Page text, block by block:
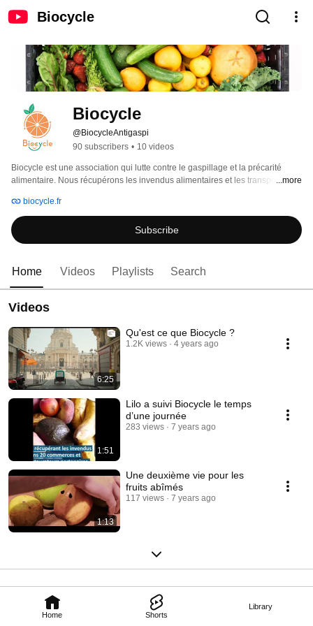
Biocycle
Home Shorts
Library
Biocycle
@BiocycleAntigaspi
90 subscribers • 10 videos
Biocycle est une association qui lutte contre le gaspillage et la précarité
alimentaire. Nous récupérons les invendus alimentaires et les transportons,
personnes dans le besoin. Un relais alimentaire et solidaire pour une
société plus humaine et responsable !
...more
biocycle.fr
Subscribe
Home Videos Playlists Search
Videos
6:25
Qu'est ce que Biocycle ?
1.2K views 4 years ago
1:51
Lilo a suivi Biocycle le temps
d’une journée
283 views 7 years ago
1:13
Une deuxième vie pour les
fruits abîmés
117 views 7 years ago